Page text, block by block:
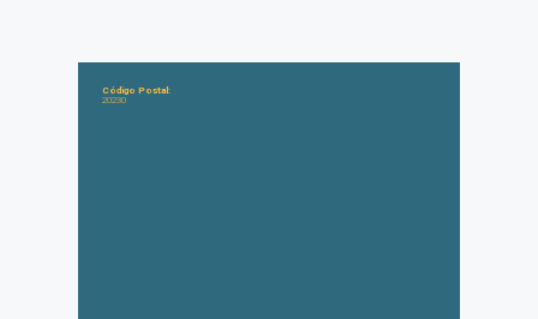
Código Postal:
20230